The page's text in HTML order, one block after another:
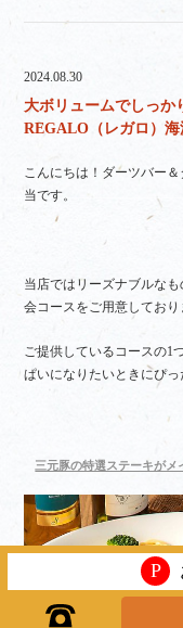
2024.08.30
大ボリュームでしっか
REGALO（レガロ）
こんにちは！ダーツバー
当です。
当店ではリーズナブルな
会コースをご用意しており
ご提供しているコースの1
ぱいになりたいときにぴっ
三元豚の特選ステーキがメ
P